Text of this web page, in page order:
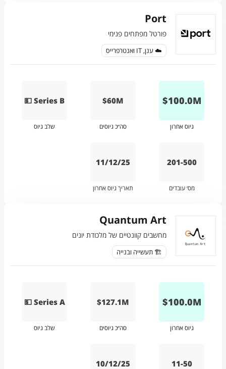
Port
פורטל מפתחים פנימי
☁️ ענן, IT ואנטרפרייס
M
100.0
$
גיוס אחרון
$60M
סה״כ גיוסים
💵 Series B
שלב גיוס
201-500
מס׳ עובדים
11/12/25
תאריך גיוס אחרון
Quantum Art
מחשבים קוונטיים של מלכודת יונים
🏗️ תעשייה ובנייה
M
100.0
$
גיוס אחרון
$127.1M
סה״כ גיוסים
💵 Series A
שלב גיוס
11-50
10/12/25